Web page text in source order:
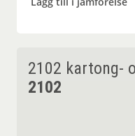
2102 kartong-
2102